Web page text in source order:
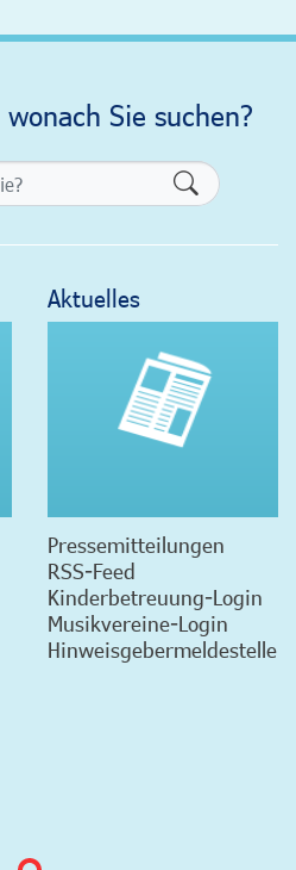
Sie suchen?
Aktuelles
Pressemitteilungen
RSS-Feed
Kinderbetreuung-Login
Musikvereine-Login
Hinweisgebermeldestelle